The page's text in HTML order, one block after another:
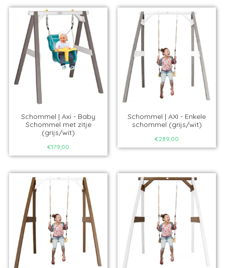
Schommel | Axi - Baby
Schommel met zitje
(grijs/wit)
€179,00
Schommel | AXI - Enkele
schommel (grijs/wit)
€289,00